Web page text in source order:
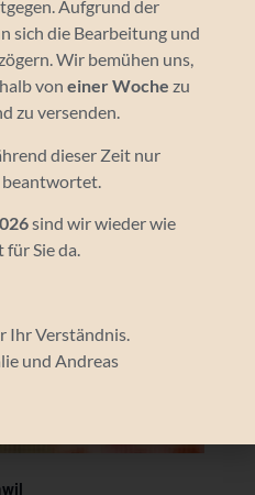
Aufgrund der
sich die Bearbeitung und
Wir bemühen uns,
von einer Woche zu
zu versenden.
dieser Zeit nur
sind wir wieder wie
für Sie da.
Ihr Verständnis.
und Andreas